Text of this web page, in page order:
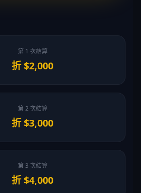
第 1 次結算
折 $2,000
第 2 次結算
折 $3,000
第 3 次結算
折 $4,000